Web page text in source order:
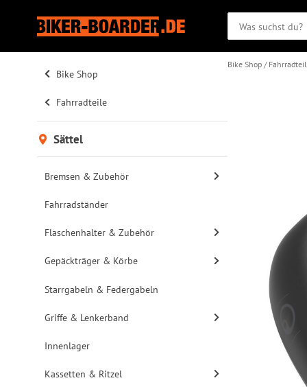
Bike Shop
Fahrradteile
Sättel
Bremsen & Zubehör
Fahrradständer
Flaschenhalter & Zubehör
Gepäckträger & Körbe
Starrgabeln & Federgabeln
Griffe & Lenkerband
Innenlager
Kassetten & Ritzel
Bike Shop